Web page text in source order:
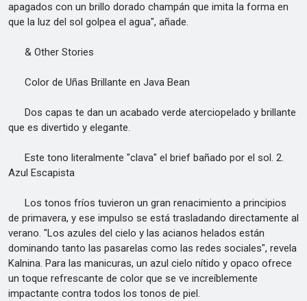
apagados con un brillo dorado champán que imita la forma en
que la luz del sol golpea el agua", añade.
& Other Stories
Color de Uñas Brillante en Java Bean
Dos capas te dan un acabado verde aterciopelado y brillante
que es divertido y elegante.
Este tono literalmente "clava" el brief bañado por el sol. 2.
Azul Escapista
Los tonos fríos tuvieron un gran renacimiento a principios
de primavera, y ese impulso se está trasladando directamente al
verano. "Los azules del cielo y las acianos helados están
dominando tanto las pasarelas como las redes sociales", revela
Kalnina. Para las manicuras, un azul cielo nítido y opaco ofrece
un toque refrescante de color que se ve increíblemente
impactante contra todos los tonos de piel.